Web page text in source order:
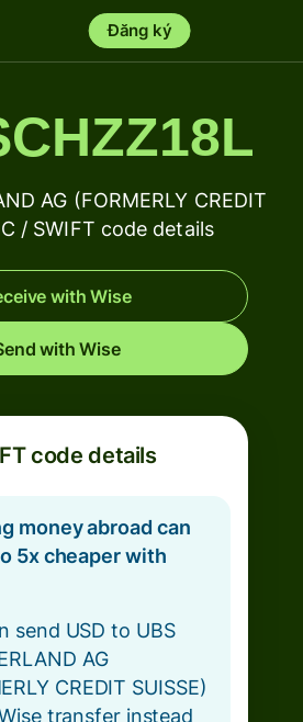
Đăng ký
AG (FORMERLY CREDIT
/ SWIFT code details
with Wise
with Wise
code details
money abroad can
5x cheaper with
send USD to UBS
AG
CREDIT SUISSE)
transfer instead